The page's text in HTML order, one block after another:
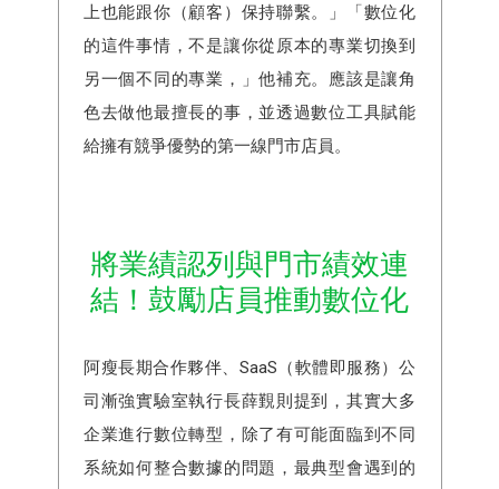
上也能跟你（顧客）保持聯繫。」「數位化
的這件事情，不是讓你從原本的專業切換到
另一個不同的專業，」他補充。應該是讓角
色去做他最擅長的事，並透過數位工具賦能
給擁有競爭優勢的第一線門市店員。
將業績認列與門市績效連
結！鼓勵店員推動數位化
阿瘦長期合作夥伴、SaaS（軟體即服務）公
司漸強實驗室執行長薛覲則提到，其實大多
企業進行數位轉型，除了有可能面臨到不同
系統如何整合數據的問題，最典型會遇到的